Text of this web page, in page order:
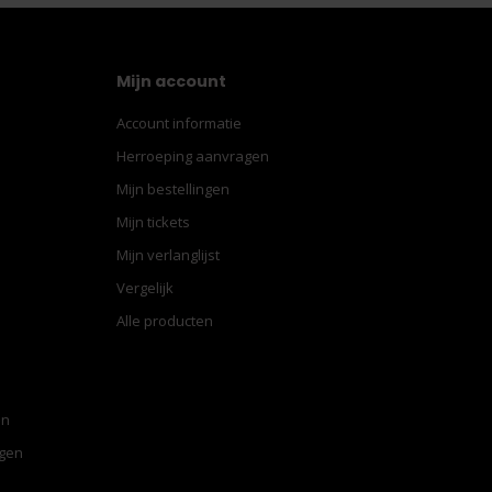
Mijn account
Account informatie
Herroeping aanvragen
Mijn bestellingen
Mijn tickets
Mijn verlanglijst
Vergelijk
Alle producten